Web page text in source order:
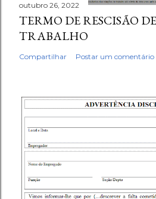
outubro 26, 2022
TERMO DE RESCISÃO
TRABALHO
Compartilhar Postar um comentário